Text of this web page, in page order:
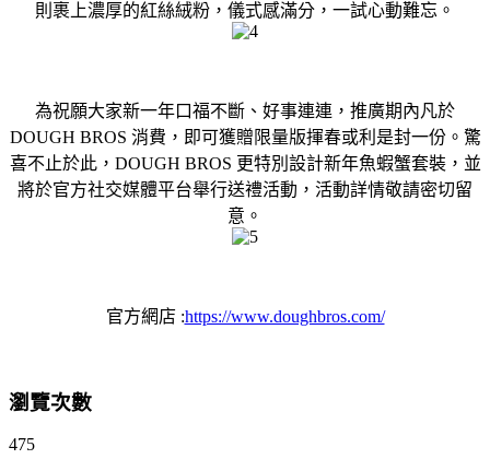
則裹上濃厚的紅絲絨粉，儀式感滿分，一試心動難忘。
為祝願大家新一年口福不斷、好事連連，推廣期內凡於
DOUGH BROS 消費，即可獲贈限量版揮春或利是封一份。驚
喜不止於此，DOUGH BROS 更特別設計新年魚蝦蟹套裝，並
將於官方社交媒體平台舉行送禮活動，活動詳情敬請密切留
意。
官方網店 :https://www.doughbros.com/
瀏覽次數
475